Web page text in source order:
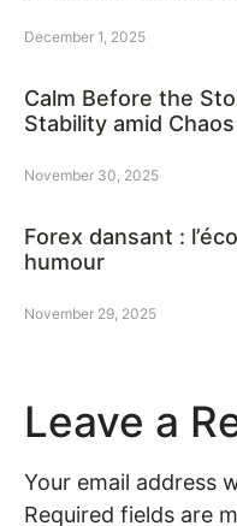
December 1, 2025
Calm Before the
Stability amid Chaos
November 30, 2025
Forex dansant :
humour
November 29, 2025
Leave a
Your email address
Required fields are